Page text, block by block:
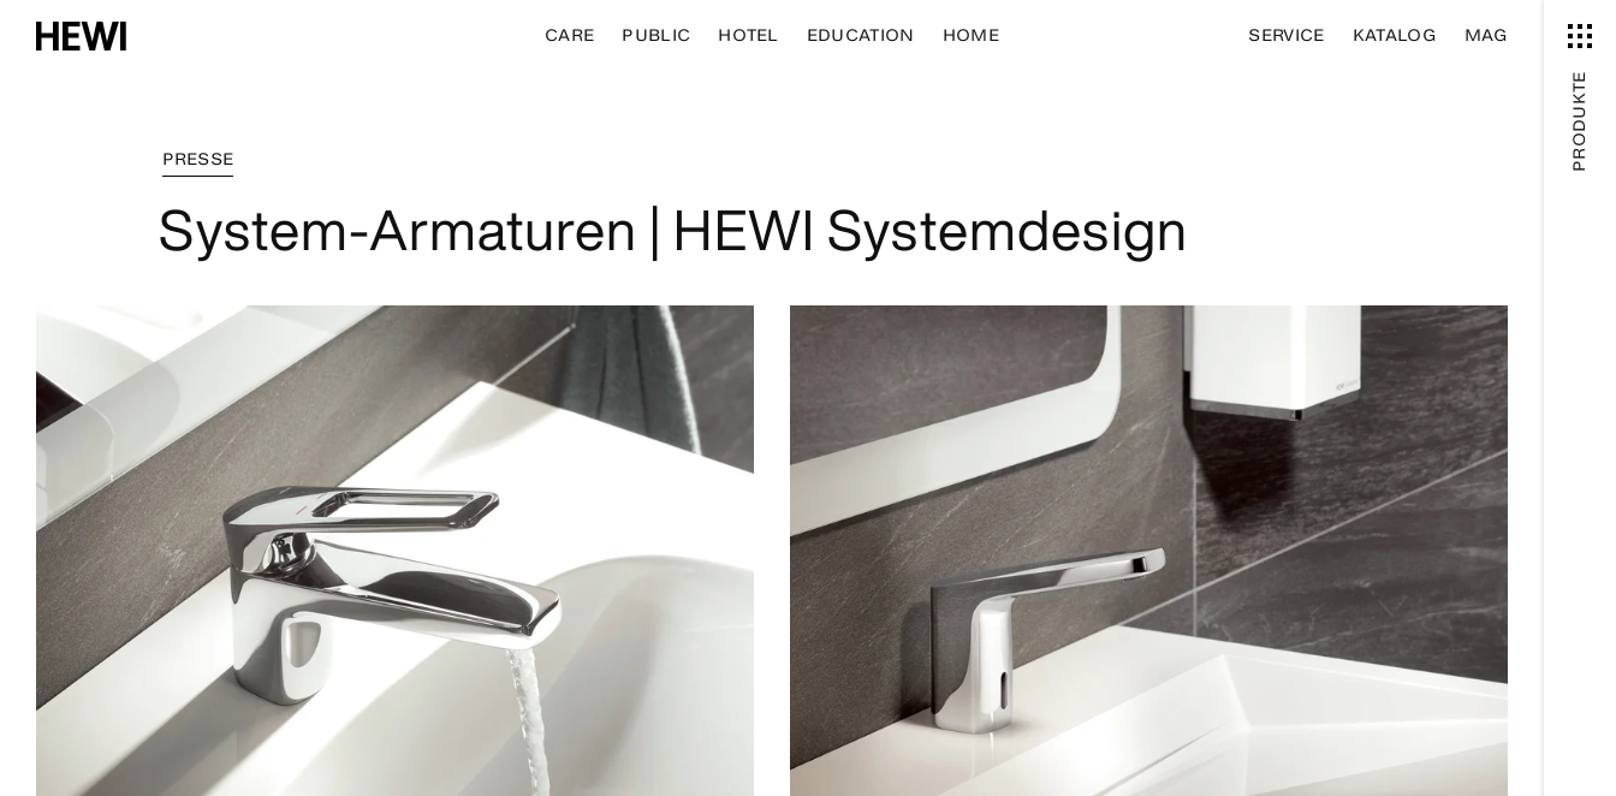
CARE PUBLIC HOTEL EDUCATION HOME SERVICE KATALOG MAG
PRESSE
System-Armaturen | HEWI Systemdesign
PRODUKTE